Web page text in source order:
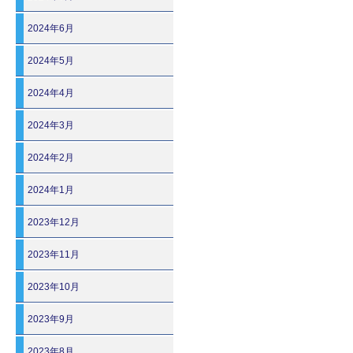
2024年6月
2024年5月
2024年4月
2024年3月
2024年2月
2024年1月
2023年12月
2023年11月
2023年10月
2023年9月